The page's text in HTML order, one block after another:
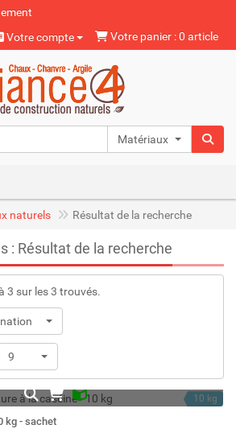
Votre compte
Votre panier : 0 article
Matériaux naturels
naturels Résultat de la recherche
: Résultat de la recherche
3 sur les 3 trouvés.
9
10 kg
kg - sachet